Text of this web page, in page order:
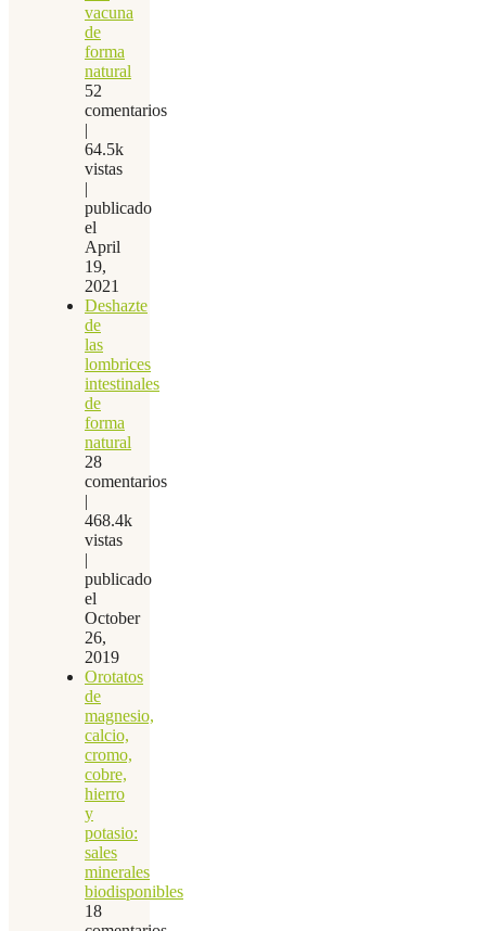
vacuna
de
forma
natural
52
comentarios
|
64.5k
vistas
|
publicado
el
April
19,
2021
Deshazte
de
las
lombrices
intestinales
de
forma
natural
28
comentarios
|
468.4k
vistas
|
publicado
el
October
26,
2019
Orotatos
de
magnesio,
calcio,
cromo,
cobre,
hierro
y
potasio:
sales
minerales
biodisponibles
18